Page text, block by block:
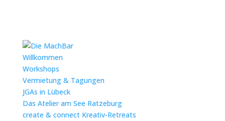
Willkommen
Workshops
Vermietung & Tagungen
JGAs in Lübeck
Das Atelier am See Ratzeburg
create & connect Kreativ-Retreats